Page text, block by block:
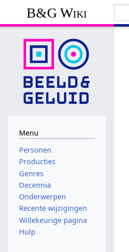
B&G Wiki
Menu
Personen
Producties
Genres
Decennia
Onderwerpen
Recente wijzigingen
Willekeurige pagina
Hulp